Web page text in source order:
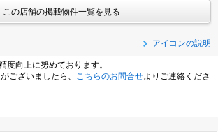
この店舗の掲載物件一覧を見る
アイコンの説明
度向上に努めております。
ございましたら、
こちらのお問合せよりご連絡くださ